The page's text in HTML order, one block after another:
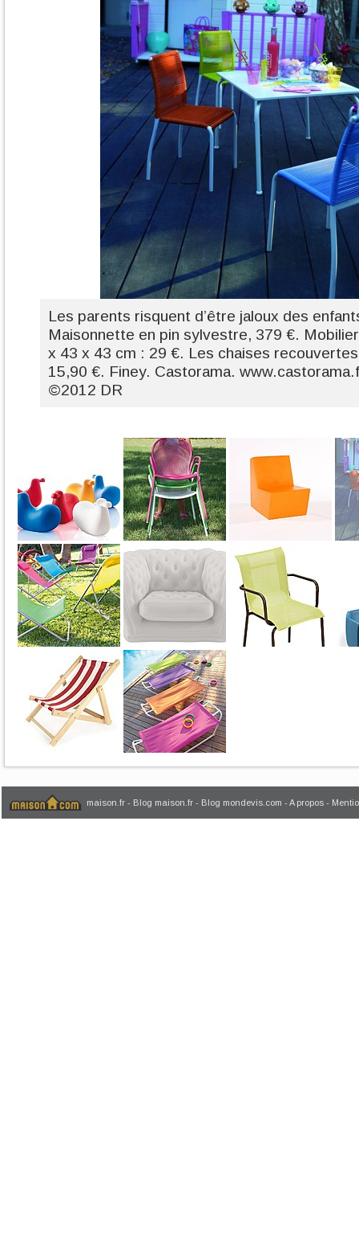
Les parents risquent d’être jaloux des
Maisonnette en pin sylvestre, 379 €.
x 43 x 43 cm : 29 €. Les chaises
15,90 €. Finey. Castorama.
©2012 DR
maison.fr - Blog maison.fr - Blog mondevis.com - A propos -